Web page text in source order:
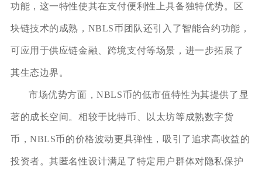
功能，这一特性使其在支付便利性上具备独特优势。区
块链技术的成熟，NBLS币团队还引入了智能合约功能，
可应用于供应链金融、跨境支付等场景，进一步拓展了
其生态边界。
市场优势方面，NBLS币的低市值特性为其提供了显
著的成长空间。相较于比特币、以太坊等成熟数字货
币，NBLS币的价格波动更具弹性，吸引了追求高收益的
投资者。其匿名性设计满足了特定用户群体对隐私保护